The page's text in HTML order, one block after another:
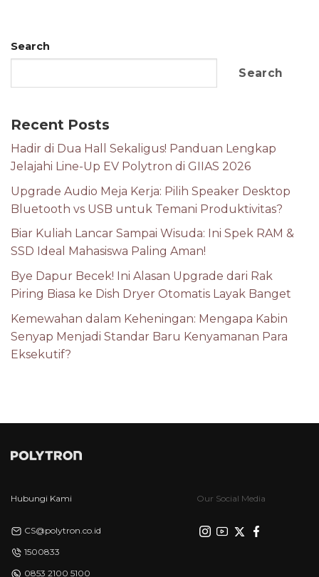
Search
Search
Recent Posts
Hadir di Dua Hall Sekaligus! Panduan Lengkap
Jelajahi Line-Up EV Polytron di GIIAS 2026
Upgrade Audio Meja Kerja: Pilih Speaker Desktop
Bluetooth vs USB untuk Temani Produktivitas?
Biar Kuliah Lancar Sampai Wisuda: Ini Spek RAM &
SSD Ideal Mahasiswa Paling Aman!
Bye Dapur Becek! Ini Alasan Upgrade dari Rak
Piring Biasa ke Dish Dryer Otomatis Layak Banget
Kemewahan dalam Keheningan: Mengapa Kabin
Senyap Menjadi Standar Baru Kenyamanan Para
Eksekutif?
Hubungi Kami
CS@polytron.co.id
1500833
0853 2100 5100
Our Social Media